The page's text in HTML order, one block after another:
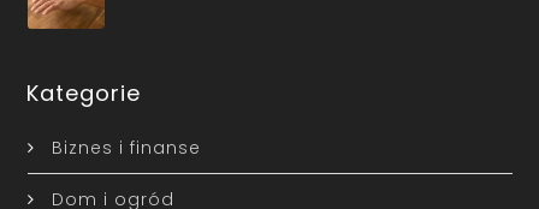
Kategorie
Biznes i finanse
Dom i ogród